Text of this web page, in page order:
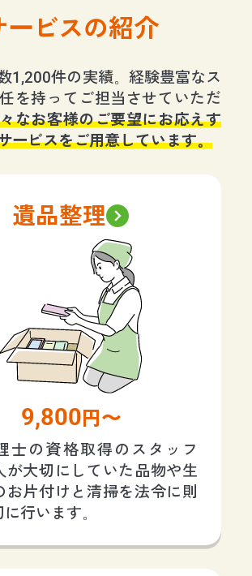
ービスの紹介
1,200件の実績。経験豊富なス
を持ってご担当させていただ
なお客様のご要望にお応えす
ービスをご用意しています。
遺品整理
9,800 円〜
士の資格取得のスタッフ
が大切にしていた品物や生
お片付けと清掃を法令に則
行います。